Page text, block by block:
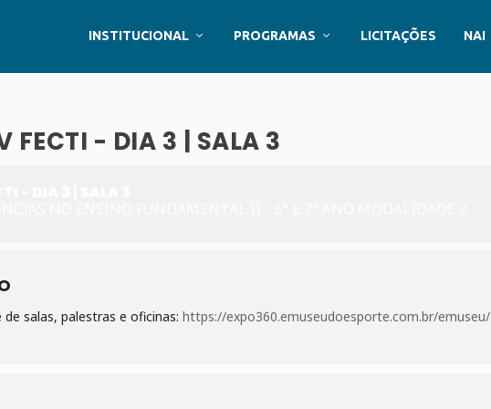
INSTITUCIONAL PROGRAMAS LICITAÇÕES NAI
FECTI - DIA 3 | SALA 3
salas, palestras e oficinas:https://expo360.emuseudoesporte.com.br/emuseu/